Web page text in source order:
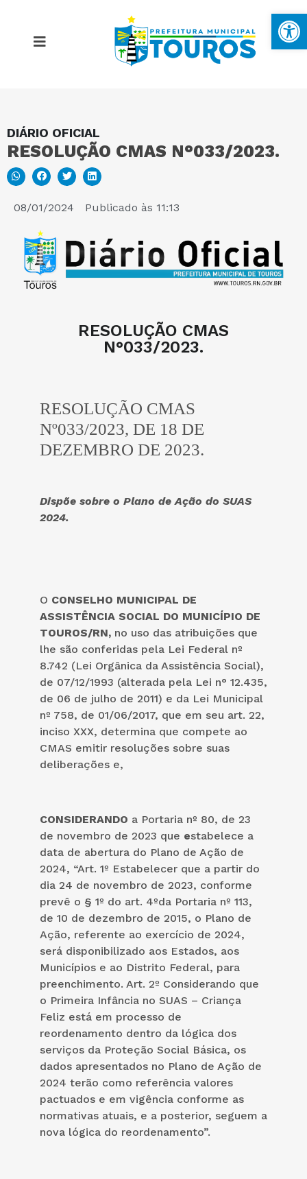
DIÁRIO OFICIAL
RESOLUÇÃO CMAS N°033/2023.
08/01/2024 Publicado às 11:13
RESOLUÇÃO CMAS
N°033/2023.
RESOLUÇÃO CMAS
Nº033/2023, DE 18 DE
DEZEMBRO DE 2023.
Dispõe sobre o Plano de Ação do SUAS
2024.
O CONSELHO MUNICIPAL DE
ASSISTÊNCIA SOCIAL DO MUNICÍPIO DE
TOUROS/RN, no uso das atribuições que
lhe são conferidas pela Lei Federal nº
8.742 (Lei Orgânica da Assistência Social),
de 07/12/1993 (alterada pela Lei n° 12.435,
de 06 de julho de 2011) e da Lei Municipal
nº 758, de 01/06/2017, que em seu art. 22,
inciso XXX, determina que compete ao
CMAS emitir resoluções sobre suas
deliberações e,
CONSIDERANDO a Portaria nº 80, de 23
de novembro de 2023 que estabelece a
data de abertura do Plano de Ação de
2024, “Art. 1º Estabelecer que a partir do
dia 24 de novembro de 2023, conforme
prevê o § 1º do art. 4ºda Portaria nº 113,
de 10 de dezembro de 2015, o Plano de
Ação, referente ao exercício de 2024,
será disponibilizado aos Estados, aos
Municípios e ao Distrito Federal, para
preenchimento. Art. 2º Considerando que
o Primeira Infância no SUAS – Criança
Feliz está em processo de
reordenamento dentro da lógica dos
serviços da Proteção Social Básica, os
dados apresentados no Plano de Ação de
2024 terão como referência valores
pactuados e em vigência conforme as
normativas atuais, e a posterior, seguem a
nova lógica do reordenamento”.
MAPA DO SITE
PORTAL DA TRANSPARÊNCIA
E-SIC
PERGUNTAS FREQUENTES